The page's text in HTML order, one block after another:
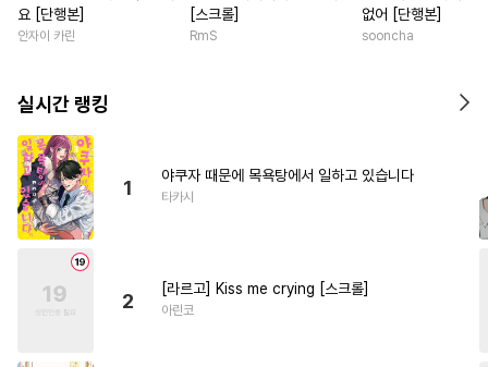
요 [단행본]
안자이 카린
[스크롤]
RmS
없어 [단행본]
sooncha
실시간 랭킹
1
야쿠자 때문에 목욕탕에서 일하고 있습니다
타카시
2
[라르고] Kiss me crying [스크롤]
아린코